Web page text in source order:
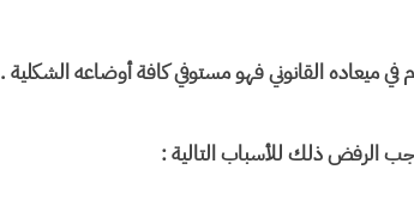
ميعاده القانوني فهو مستوفي كافة أوضاعه الشكلية .
الرفض ذلك للأسباب التالية :